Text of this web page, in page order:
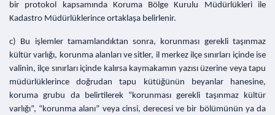
bir protokol kapsamında Koruma Bölge Kurulu Müdürlükleri ile
Kadastro Müdürlüklerince ortaklaşa belirlenir.
c) Bu işlemler tamamlandıktan sonra, korunması gerekli taşınmaz
kültür varlığı, korunma alanları ve sitler, il merkez ilçe sınırları içinde ise
valinin, ilçe sınırları içinde kalırsa kaymakamın yazısı üzerine veya tapu
müdürlüklerince doğrudan tapu kütüğünün beyanlar hanesine,
koruma grubu da belirtilerek “korunması gerekli taşınmaz kültür
varlığı”, “korunma alanı” veya cinsi, derecesi ve bir bölümünün ya da